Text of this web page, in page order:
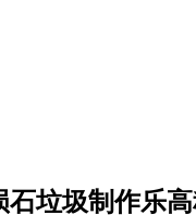
垃圾制作乐